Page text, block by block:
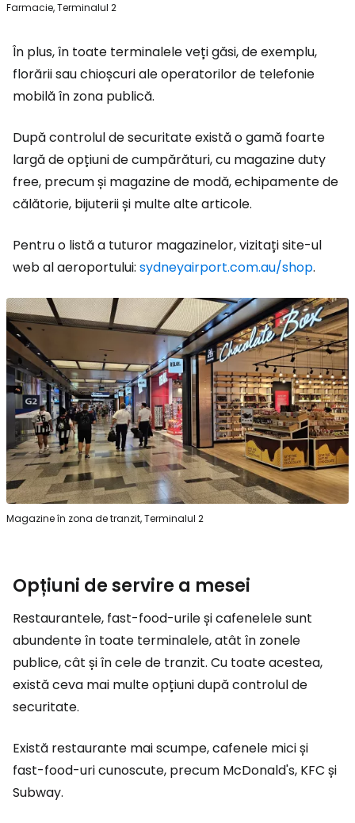
Farmacie, Terminalul 2
În plus, în toate terminalele veți găsi, de exemplu,
florării sau chioșcuri ale operatorilor de telefonie
mobilă în zona publică.
După controlul de securitate există o gamă foarte
largă de opțiuni de cumpărături, cu magazineduty
free, precum și magazine de modă, echipamente de
călătorie, bijuterii și multe alte articole.
Pentru o listă a tuturor magazinelor, vizitați site-ul
web al aeroportului: sydneyairport.com.au/shop.
Magazine în zona de tranzit, Terminalul 2
Opțiuni de servire a mesei
Restaurantele, fast-food-urile și cafenelele sunt
abundente în toate terminalele, atât în zonele
publice, cât și în cele de tranzit. Cu toate acestea,
există ceva mai multe opțiuni după controlul de
securitate.
Există restaurante mai scumpe, cafenele mici și
fast-food-uri cunoscute, precum McDonald's, KFC și
Subway.